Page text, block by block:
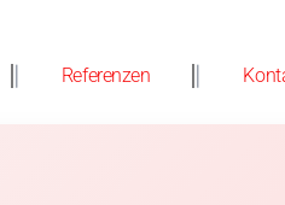
Referenzen